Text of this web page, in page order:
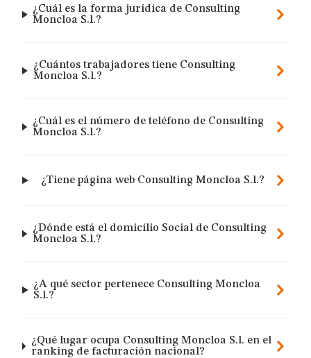
¿Cuál es la forma jurídica de Consulting
Moncloa S.l.?
¿Cuántos trabajadores tiene Consulting
Moncloa S.l.?
¿Cuál es el número de teléfono de Consulting
Moncloa S.l.?
¿Tiene página web Consulting Moncloa S.l.?
¿Dónde está el domicilio Social de Consulting
Moncloa S.l.?
¿A qué sector pertenece Consulting Moncloa
S.l.?
¿Qué lugar ocupa Consulting Moncloa S.l. en el
ranking de facturación nacional?